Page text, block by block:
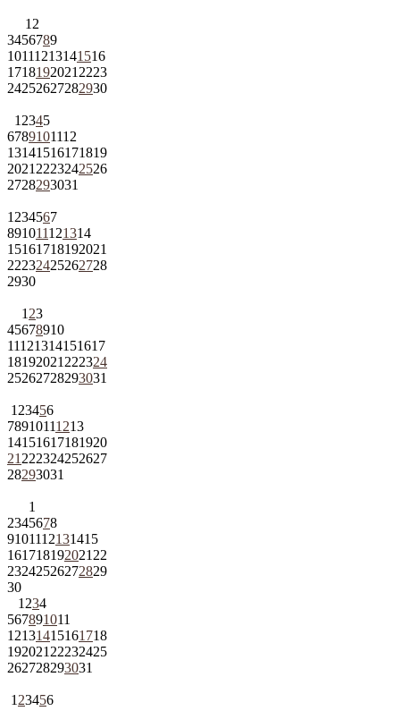
1 2
3456789
10111213141516
1718192021 2223
24252627282930
1 2345
6789101112
13141516171819
2021 2223242526
2728293031
1 234567
891011121314
15161718192021
22232425262728
2930
1 23
45678910
11121314151617
18192021 222324
25262728293031
1 23456
78910111213
14151617181920
21 222324252627
28293031
1
2345678
9101112131415
161718192021 22
23242526272829
30
1 234
567891011
12131415161718
192021 22232425
262728293031
1 23456